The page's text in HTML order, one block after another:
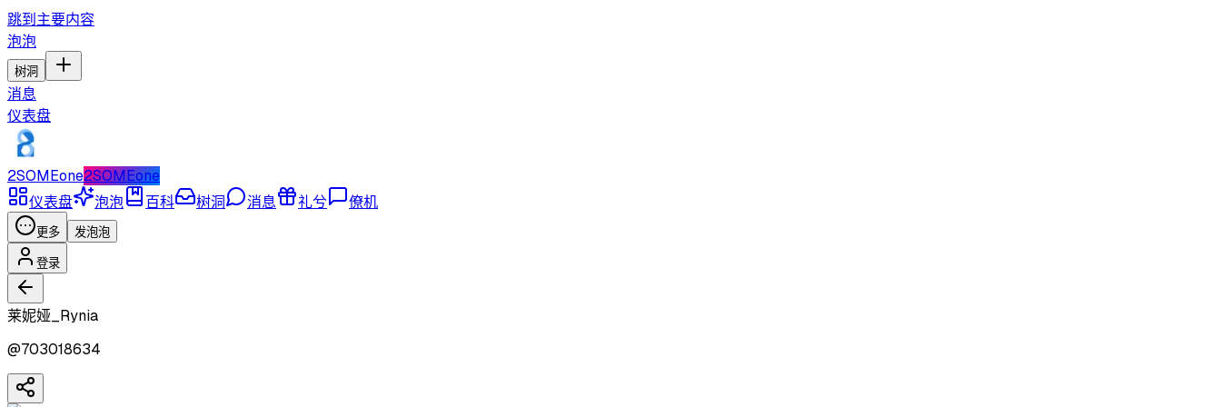
跳到主要内容
泡泡
树洞
消息
仪表盘
2SOMEone2SOMEone
仪表盘
泡泡 百科 树洞 消息 礼兮 僚机
更多 发泡泡
登录
莱妮娅_Rynia
@703018634